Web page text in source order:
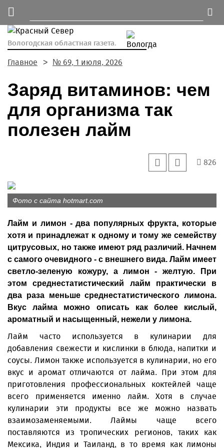
Вологодская областная газета.
Главное № 69, 1 июля, 2026
Заряд витаминов: чем
для организма так
полезен лайм
826
Фото с сайта hotmart.com
Лайм и лимон - два популярных фрукта, которые
хотя и принадлежат к одному и тому же семейству
цитрусовых, но также имеют ряд различий. Начнем
с самого очевидного - с внешнего вида. Лайм имеет
светло-зеленую кожуру, а лимон - желтую. При
этом среднестатистический лайм практически в
два раза меньше среднестатистического лимона.
Вкус лайма можно описать как более кислый,
ароматный и насыщенный, нежели у лимона.
Лайм часто используется в кулинарии для
добавления свежести и кислинки в блюда, напитки и
соусы. Лимон также используется в кулинарии, но его
вкус и аромат отличаются от лайма. При этом для
приготовления профессиональных коктейлей чаще
всего применяется именно лайм. Хотя в случае
кулинарии эти продукты все же можно назвать
взаимозаменяемыми. Лаймы чаще всего
поставляются из тропических регионов, таких как
Мексика, Индия и Таиланд, в то время как лимоны